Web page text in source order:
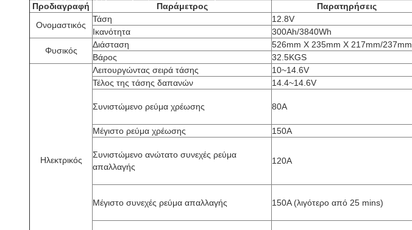
Προδιαγραφή
Παράμετρος
Παρατηρήσεις
Ονομαστικός
Τάση
12.8V
Ικανότητα
300Ah/3840Wh
Φυσικός
Διάσταση
526mm X 235mm Χ 217mm/237mm
Βάρος
32.5KGS
Ηλεκτρικός
Λειτουργώντας σειρά τάσης
10~14.6V
Τέλος της τάσης δαπανών
14.4~14.6V
Συνιστώμενο ρεύμα χρέωσης 80A
Μέγιστο ρεύμα χρέωσης 150A
Συνιστώμενο ανώτατο συνεχές ρεύμα
απαλλαγής
120A
Μέγιστο συνεχές ρεύμα απαλλαγής 150A(λιγότερο από 25 mins)